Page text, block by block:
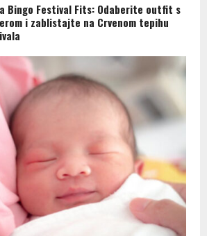
Bingo Festival Fits: Odaberite outfit s
i zablistajte na Crvenom tepihu